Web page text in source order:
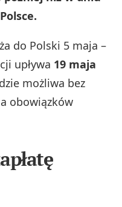
do Polski 5 maja –
upływa 19 maja
możliwa bez
obowiązków